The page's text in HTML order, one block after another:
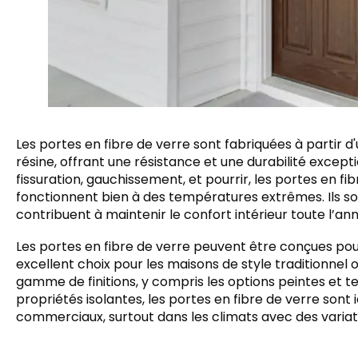
Les portes en fibre de verre sont fabriquées à partir
résine, offrant une résistance et une durabilité
fissuration, gauchissement, et pourrir, les portes en
fonctionnent bien à des températures extrêmes. Ils
contribuent à maintenir le confort intérieur toute
Les portes en fibre de verre peuvent être conçues
excellent choix pour les maisons de style traditionnel
gamme de finitions, y compris les options peintes et
propriétés isolantes, les portes en fibre de verre
commerciaux, surtout dans les climats avec des